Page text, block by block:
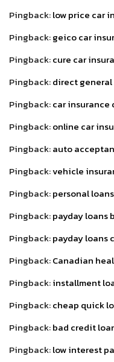
Pingback:low price car
Pingback:geico car
Pingback:cure car
Pingback:direct
Pingback:car insurance
Pingback:online car
Pingback:auto
Pingback:vehicle
Pingback:personal
Pingback:payday loans
Pingback:payday loans
Pingback:Canadian
Pingback:installment
Pingback:cheap quick
Pingback:bad credit
Pingback:low interest